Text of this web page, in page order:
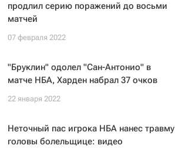
продлил серию поражений до восьми
матчей
07 февраля 2022
"Бруклин" одолел "Сан-Антонио" в
матче НБА, Харден набрал 37 очков
22 января 2022
Неточный пас игрока НБА нанес травму
головы болельщице: видео